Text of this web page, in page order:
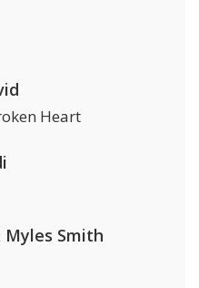
Heart
Myles Smith